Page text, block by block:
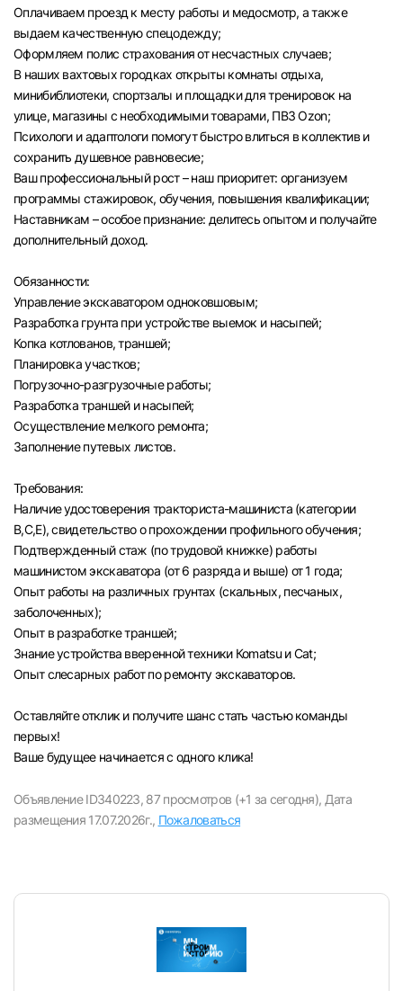
Оплачиваем проезд к месту работы и медосмотр, а также
выдаем качественную спецодежду;
Оформляем полис страхования от несчастных случаев;
В наших вахтовых городках открыты комнаты отдыха,
минибиблиотеки, спортзалы и площадки для тренировок на
улице, магазины с необходимыми товарами, ПВЗ Ozon;
Психологи и адаптологи помогут быстро влиться в коллектив и
сохранить душевное равновесие;
Ваш профессиональный рост – наш приоритет: организуем
программы стажировок, обучения, повышения квалификации;
Наставникам – особое признание: делитесь опытом и получайте
дополнительный доход.
Обязанности:
Управление экскаватором одноковшовым;
Разработка грунта при устройстве выемок и насыпей;
Копка котлованов, траншей;
Планировка участков;
Погрузочно-разгрузочные работы;
Разработка траншей и насыпей;
Осуществление мелкого ремонта;
Заполнение путевых листов.
Требования:
Наличие удостоверения тракториста-машиниста (категории
В,С,Е), свидетельство о прохождении профильного обучения;
Подтвержденный стаж (по трудовой книжке) работы
машинистом экскаватора (от 6 разряда и выше) от 1 года;
Опыт работы на различных грунтах (скальных, песчаных,
заболоченных);
Опыт в разработке траншей;
Знание устройства вверенной техники Коmаtsu и Саt;
Опыт слесарных работ по ремонту экскаваторов.
Оставляйте отклик и получите шанс стать частью команды
первых!
Ваше будущее начинается с одного клика!
Объявление ID340223, 87 просмотров (+1 за сегодня), Дата
размещения 17.07.2026г., Пожаловаться